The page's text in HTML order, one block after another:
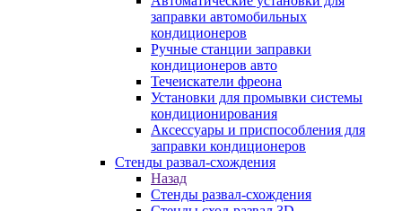
заправки автомобильных
кондиционеров
Ручные станции заправки
кондиционеров авто
Течеискатели фреона
Установки для промывки системы
кондиционирования
Аксессуары и приспособления для
заправки кондиционеров
Стенды развал-схождения
Назад
Стенды развал-схождения